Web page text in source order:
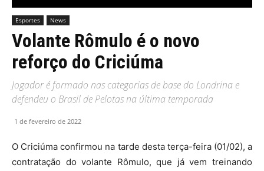
Esportes News
Volante Rômulo é o novo
reforço do Criciúma
Jogador é formado nas categorias de base do Londrina e
defendeu o Brasil de Pelotas na última temporada
1 de fevereiro de 2022
O Criciúma confirmou na tarde desta terça-feira (01/02), a
contratação do volante Rômulo, que já vem treinando